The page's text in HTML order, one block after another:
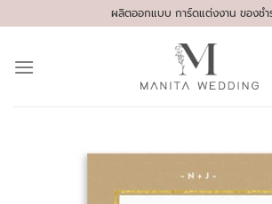
to
ผลิตออกแบบ การ์ดแต่งงาน ของชำ